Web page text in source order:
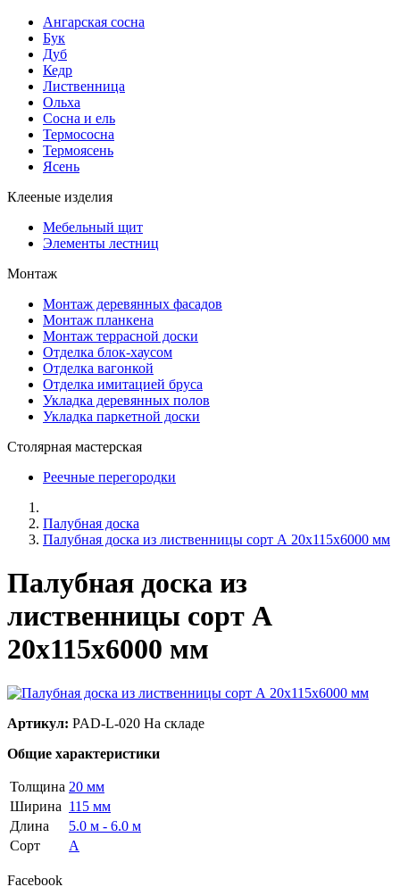
Ангарская сосна
Бук
Дуб
Кедр
Лиственница
Ольха
Сосна и ель
Термососна
Термоясень
Ясень
Клееные изделия
Мебельный щит
Элементы лестниц
Монтаж
Монтаж деревянных фасадов
Монтаж планкена
Монтаж террасной доски
Отделка блок-хаусом
Отделка вагонкой
Отделка имитацией бруса
Укладка деревянных полов
Укладка паркетной доски
Столярная мастерская
Реечные перегородки
Палубная доска
Палубная доска из лиственницы сорт А 20x115x6000 мм
Палубная доска из
лиственницы сорт А
20x115x6000 мм
Артикул: PAD-L-020 На складе
Общие характеристики
Толщина 20 мм
Ширина 115 мм
Длина
5.0 м - 6.0 м
Сорт
А
Facebook